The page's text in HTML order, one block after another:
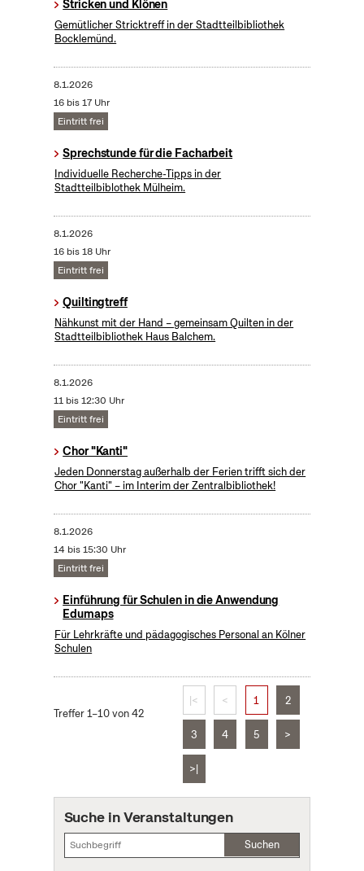
Stricken und Klönen
Gemütlicher Stricktreff in der Stadtteilbibliothek
Bocklemünd.
8.1.2026
16 bis 17 Uhr
Eintritt frei
Sprechstunde für die Facharbeit
Individuelle Recherche-Tipps in der
Stadtteilbiblothek Mülheim.
8.1.2026
16 bis 18 Uhr
Eintritt frei
Quiltingtreff
Nähkunst mit der Hand – gemeinsam Quilten in der
Stadtteilbibliothek Haus Balchem.
8.1.2026
11 bis 12:30 Uhr
Eintritt frei
Chor "Kanti"
Jeden Donnerstag außerhalb der Ferien trifft sich der
Chor "Kanti" – im Interim der Zentralbibliothek!
8.1.2026
14 bis 15:30 Uhr
Eintritt frei
Einführung für Schulen in die Anwendung
Edumaps
Für Lehrkräfte und pädagogisches Personal an Kölner
Schulen
Treffer 1–10 von 42
|< < 1 2
3 4 5 >
>|
Suche in Veranstaltungen
Suchen